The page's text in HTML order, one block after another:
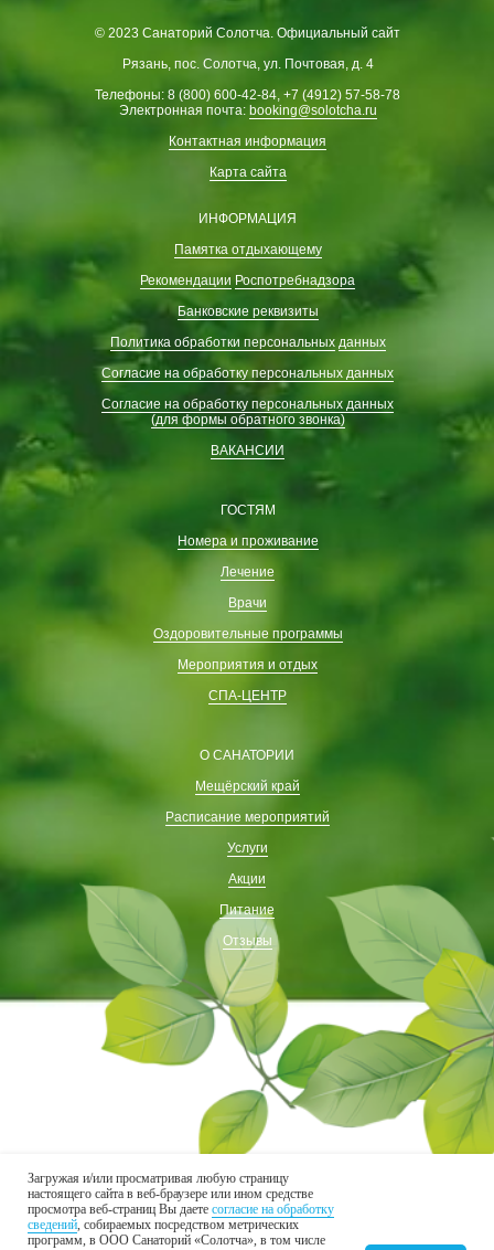
© 2023 Санаторий Солотча. Официальный сайт
Рязань, пос. Солотча, ул. Почтовая, д. 4
Телефоны: 8 (800) 600-42-84, +7 (4912) 57-58-78
Электронная почта: booking@solotcha.ru
Контактная информация
Карта сайта
ИНФОРМАЦИЯ
Памятка отдыхающему
Рекомендации Роспотребнадзора
Банковские реквизиты
Политика обработки персональных данных
Согласие на обработку персональных данных
Согласие на обработку персональных данных
(для формы обратного звонка)
ВАКАНСИИ
ГОСТЯМ
Номера и проживание
Лечение
Врачи
Оздоровительные программы
Мероприятия и отдых
СПА-ЦЕНТР
Присоединяйтесь к нам в соцсетях
О САНАТОРИИ
Мещёрский край
Расписание мероприятий
Услуги
Акции
Питание
Отзывы
Загружая и/или просматривая любую страницу
настоящего сайта в веб-браузере или ином средстве
просмотра веб-страниц Вы даете согласие на обработку
сведений, собираемых посредством метрических
программ, в ООО Санаторий «Солотча», в том числе